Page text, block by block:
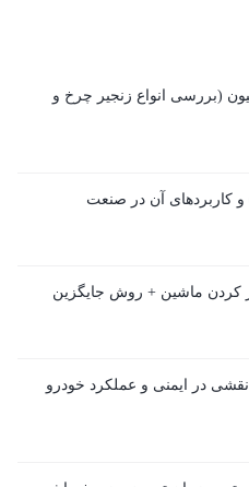
(بررسی انواع زنجیر چرخ و
و کاربردهای آن در صنعت
کردن ماشین + روش جایگزین
در ایمنی و عملکرد خودرو